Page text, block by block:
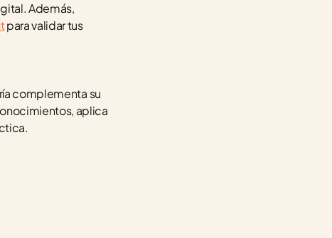
Además,
para validar tus
complementa su
aplica